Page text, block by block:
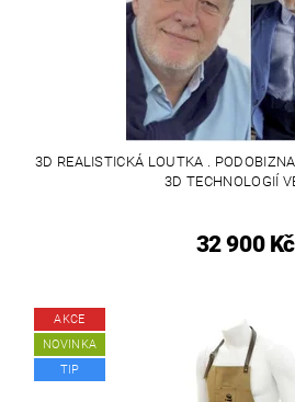
3D REALISTICKÁ LOUTKA .
3D TECHNOLOGIÍ
32 900 Kč
AKCE
NOVINKA
TIP